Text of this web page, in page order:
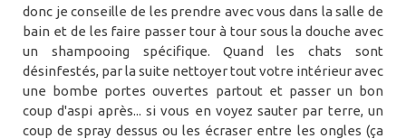
donc je conseille de les prendre avec vous dans la salle de
bain et de les faire passer tour à tour sous la douche avec
un shampooing spécifique. Quand les chats sont
désinfestés, par la suite nettoyer tout votre intérieur avec
une bombe portes ouvertes partout et passer un bon
coup d'aspi après... si vous en voyez sauter par terre, un
coup de spray dessus ou les écraser entre les ongles (ça